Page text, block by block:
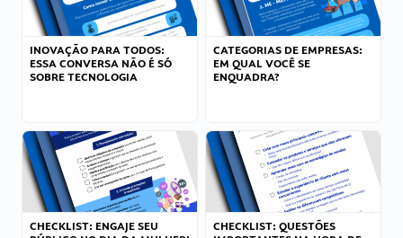
INOVAÇÃO PARA TODOS:
ESSA CONVERSA NÃO É SÓ
SOBRE TECNOLOGIA
CATEGORIAS DE EMPRESAS:
EM QUAL VOCÊ SE
ENQUADRA?
CHECKLIST: ENGAJE SEU
CHECKLIST: QUESTÕES